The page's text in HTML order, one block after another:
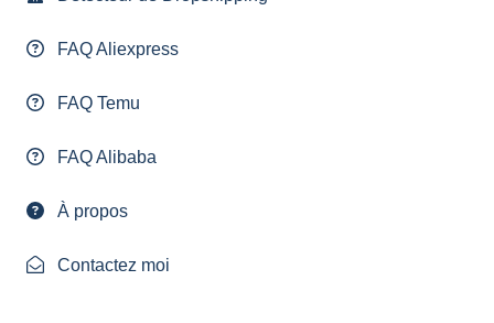
FAQ Aliexpress
FAQ Temu
FAQ Alibaba
À propos
Contactez moi